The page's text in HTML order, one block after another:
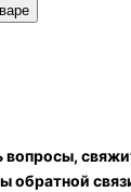
вопросы,
обратной